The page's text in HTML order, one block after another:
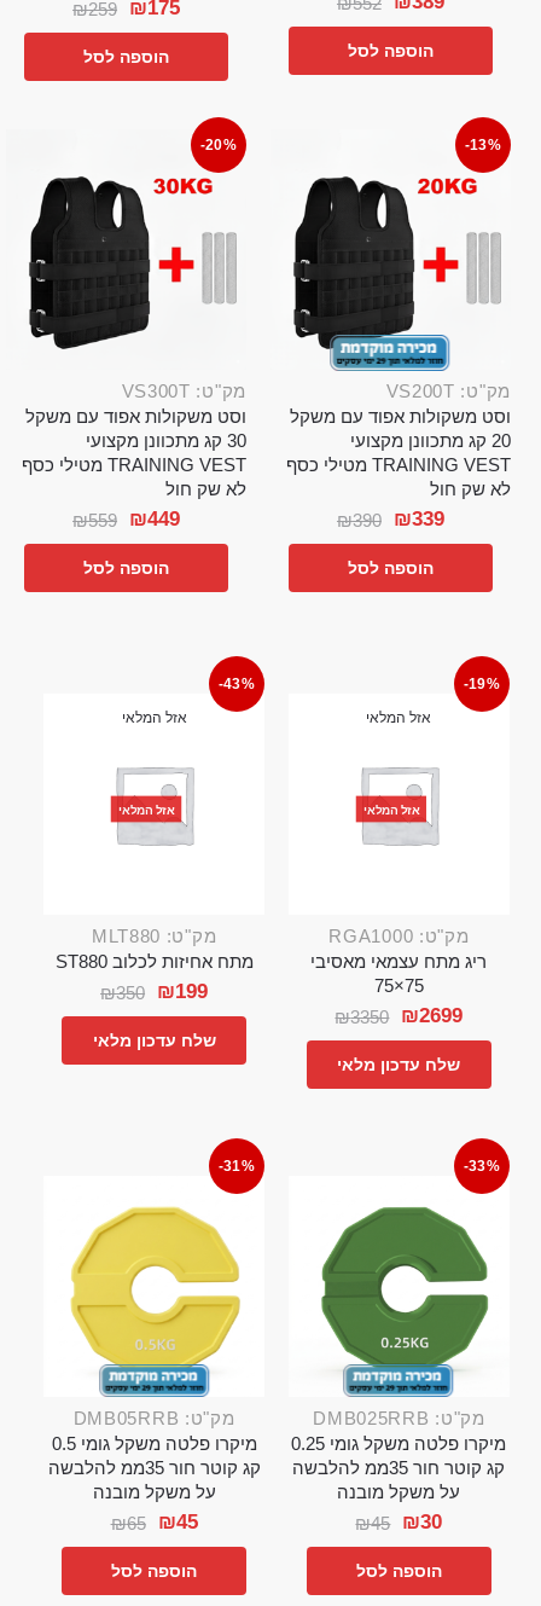
הוספה לסל
₪259 ₪175
הוספה לסל
-13%
מק"ט: VS200T
וסט משקולות אפוד עם משקל
20 קג מתכוונן מקצועי
TRAINING VEST מטילי כסף
לא שק חול
₪390 ₪339
הוספה לסל
-20%
מק"ט: VS300T
וסט משקולות אפוד עם משקל
30 קג מתכוונן מקצועי
TRAINING VEST מטילי כסף
לא שק חול
₪559 ₪449
הוספה לסל
-19%
אזל המלאי
אזל המלאי
מק"ט: RGA1000
ריג מתח עצמאי מאסיבי
75×75
₪3350 ₪2699
שלח עדכון מלאי
-43%
אזל המלאי
אזל המלאי
מק"ט: MLT880
מתח אחיזות לכלוב ST880
₪350 ₪199
שלח עדכון מלאי
-33%
מק"ט: DMB025RRB
מיקרו פלטה משקל גומי 0.25
קג קוטר חור 35ממ להלבשה
על משקל מובנה
₪45 ₪30
הוספה לסל
-31%
מק"ט: DMB05RRB
מיקרו פלטה משקל גומי 0.5
קג קוטר חור 35ממ להלבשה
על משקל מובנה
₪65 ₪45
הוספה לסל